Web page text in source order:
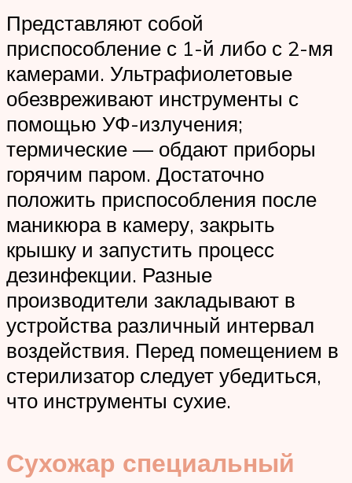
Представляют собой
приспособление с 1-й либо с 2-мя
камерами. Ультрафиолетовые
обезвреживают инструменты с
помощью УФ-излучения;
термические — обдают приборы
горячим паром. Достаточно
положить приспособления после
маникюра в камеру, закрыть
крышку и запустить процесс
дезинфекции. Разные
производители закладывают в
устройства различный интервал
воздействия. Перед помещением в
стерилизатор следует убедиться,
что инструменты сухие.
Сухожар специальный